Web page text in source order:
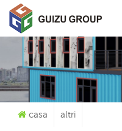
Che Cosa
casa altri